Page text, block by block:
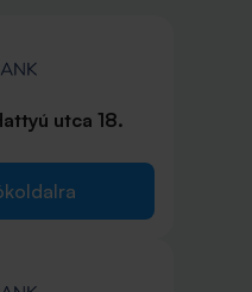
utca 18.